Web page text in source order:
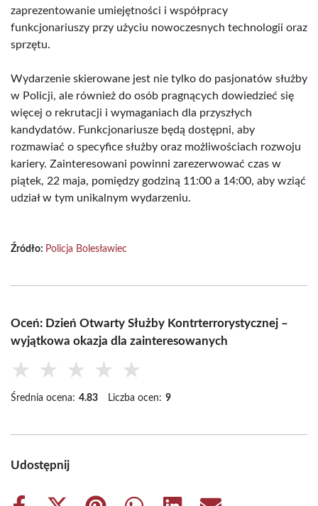
zaprezentowanie umiejętności i współpracy
funkcjonariuszy przy użyciu nowoczesnych technologii oraz
sprzętu.
Wydarzenie skierowane jest nie tylko do pasjonatów służby
w Policji, ale również do osób pragnących dowiedzieć się
więcej o rekrutacji i wymaganiach dla przyszłych
kandydatów. Funkcjonariusze będą dostępni, aby
rozmawiać o specyfice służby oraz możliwościach rozwoju
kariery. Zainteresowani powinni zarezerwować czas w
piątek, 22 maja, pomiędzy godziną 11:00 a 14:00, aby wziąć
udział w tym unikalnym wydarzeniu.
Źródło: Policja Bolesławiec
Oceń: Dzień Otwarty Służby Kontrterrorystycznej –
wyjątkowa okazja dla zainteresowanych
★ ★ ★ ★ ★
Średnia ocena: 4.83 Liczba ocen: 9
Udostępnij